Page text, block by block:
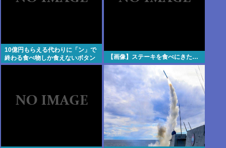
10億円もらえる代わりに「ン」で
終わる食べ物しか食えないボタン
【画像】ステーキを食べにきた…